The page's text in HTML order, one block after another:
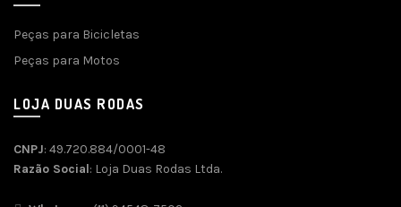
Peças para Bicicletas
Peças para Motos
LOJA DUAS RODAS
CNPJ: 49.720.884/0001-48
Razão Social: Loja Duas Rodas Ltda.